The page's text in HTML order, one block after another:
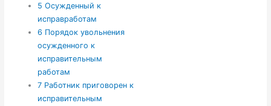
5 Осужденный к
исправработам
6 Порядок увольнения
осужденного к
исправительным
работам
7 Работник приговорен к
исправительным